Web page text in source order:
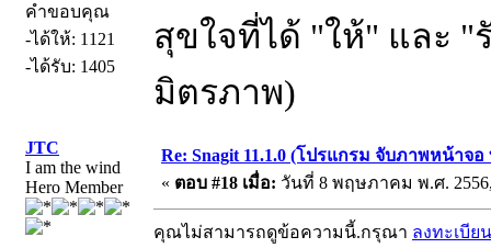
คำขอบคุณ
-ได้ให้: 1121
-ได้รับ: 1405
สุขใจที่ได้ "ให้" และ "
มิตรภาพ)
JTC
I am the wind
Hero Member
Re: Snagit 11.1.0 (โปรแกรม จับภาพหน้าจ
« ตอบ #18 เมื่อ: วันที่ 8 พฤษภาคม พ.ศ. 2556,
คุณไม่สามารถดูข้อความนี้.กรุณา ลงทะเบียน